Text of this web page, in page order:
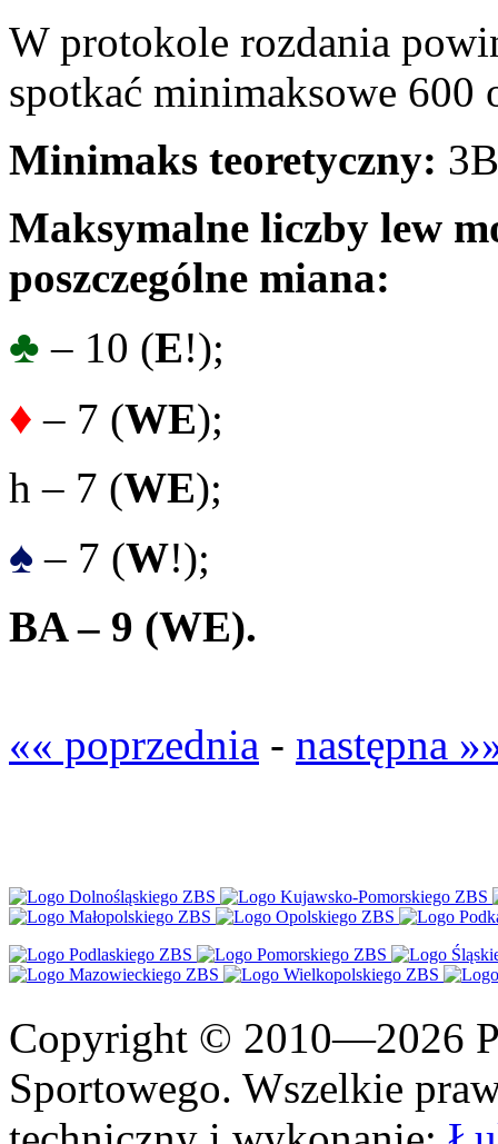
W protokole rozdania
spotkać minimaksowe
Minimaks teoretyczny:
Maksymalne liczby lew
poszczególne miana:
♣ – 10 (E!);
♦ – 7 (WE);
h – 7 (WE);
♠ – 7 (W!);
BA – 9 (WE).
«« poprzednia - następna
Copyright © 2010—2026
Sportowego. Wszelkie